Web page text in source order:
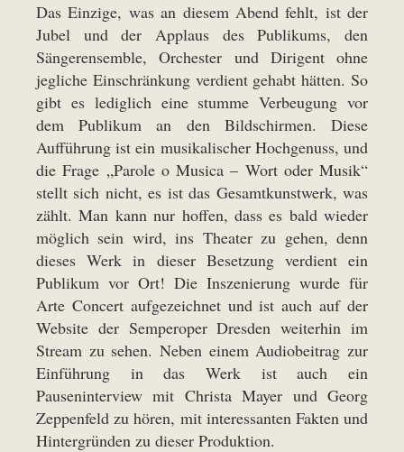
Das Einzige, was an diesem Abend fehlt, ist der
Jubel und der Applaus des Publikums, den
Sängerensemble, Orchester und Dirigent ohne
jegliche Einschränkung verdient gehabt hätten. So
gibt es lediglich eine stumme Verbeugung vor
dem Publikum an den Bildschirmen. Diese
Aufführung ist ein musikalischer Hochgenuss, und
die Frage „Parole o Musica – Wort oder Musik“
stellt sich nicht, es ist das Gesamtkunstwerk, was
zählt. Man kann nur hoffen, dass es bald wieder
möglich sein wird, ins Theater zu gehen, denn
dieses Werk in dieser Besetzung verdient ein
Publikum vor Ort! Die Inszenierung wurde für
Arte Concert aufgezeichnet und ist auch auf der
Website der Semperoper Dresden weiterhin im
Stream zu sehen. Neben einem Audiobeitrag zur
Einführung in das Werk ist auch ein
Pauseninterview mit Christa Mayer und Georg
Zeppenfeld zu hören, mit interessanten Fakten und
Hintergründen zu dieser Produktion.